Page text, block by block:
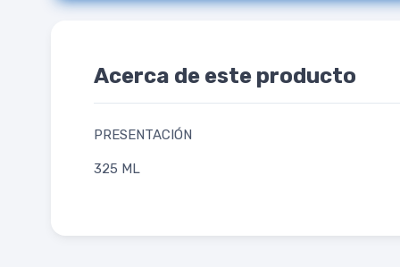
Acerca de este producto
PRESENTACIÓN
325 ML